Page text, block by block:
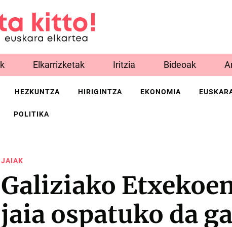
Elkarrizketak Iritzia Bideoak
HEZKUNTZA HIRIGINTZA EKONOMIA
POLITIKA
JAIAK
Galiziako
jaia ospatuko da